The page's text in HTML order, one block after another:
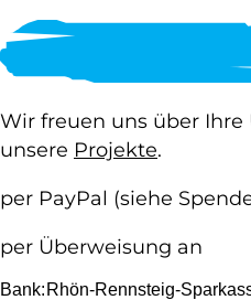
Wir freuen uns über
unsere Projekte.
per PayPal (siehe
per Überweisung an
Bank: Rhön-Rennsteig-